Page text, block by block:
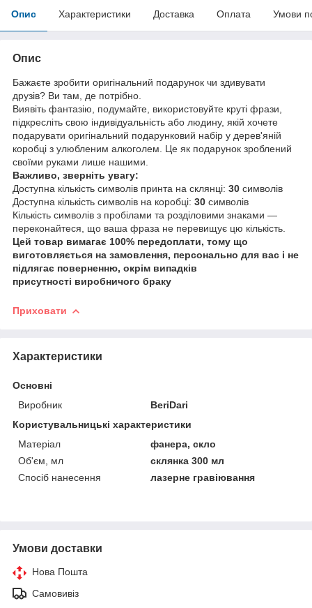
Опис Характеристики Доставка Оплата Умови
Опис
Бажаєте зробити оригінальний подарунок чи здивувати
друзів? Ви там, де потрібно.
Виявіть фантазію, подумайте, використовуйте круті фрази,
підкресліть свою індивідуальність або людину, якій хочете
подарувати оригінальний подарунковий набір у дерев'яній
коробці з улюбленим алкоголем. Це як подарунок зроблений
своїми руками лише нашими.
Важливо, зверніть увагу:
Доступна кількість символів принта на склянці: 30 символів
Доступна кількість символів на коробці: 30 символів
Кількість символів з пробілами та розділовими знаками —
переконайтеся, що ваша фраза не перевищує цю кількість.
Цей товар вимагає 100% передоплати, тому що
виготовляється на замовлення, персонально для вас і не
підлягає поверненню, окрім випадків
присутності виробничого браку
Приховати
Характеристики
Основні
Виробник
BeriDari
Користувальницькі характеристики
Матеріал
фанера, скло
Об'єм, мл
склянка 300 мл
Спосіб нанесення
лазерне гравіювання
Умови доставки
Нова Пошта
Самовивіз